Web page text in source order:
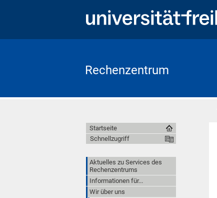
Rechenzentrum
Startseite
Schnellzugriff
Aktuelles zu Services des
Rechenzentrums
Informationen für...
Wir über uns